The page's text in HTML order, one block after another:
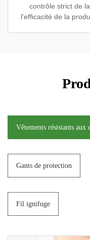
contrôle strict de
l'efficacité de la
Vêtements résistants aux
Gants de protection
Fil ignifuge